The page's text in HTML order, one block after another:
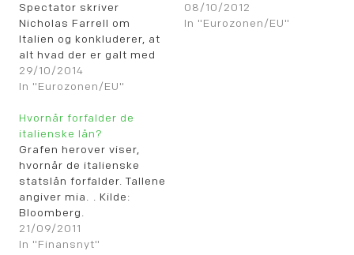
Spectator skriver
Nicholas Farrell om
Italien og konkluderer, at
alt hvad der er galt med
Frankrig er endnu værre i
Italien og kalder landet
uoprettelig nedtur. Læs
selv dette "parts indlæg"
i debatten omkring de
sydeuropæiske lande i
eurozonen. The…
29/10/2014
In "Eurozonen/EU"
08/10/2012
In "Eurozonen/EU"
Hvornår forfalder de
italienske lån?
Grafen herover viser,
hvornår de italienske
statslån forfalder. Tallene
angiver mia. . Kilde:
Bloomberg.
21/09/2011
In "Finansnyt"